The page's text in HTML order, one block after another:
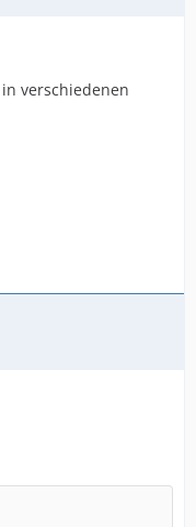
verschiedenen